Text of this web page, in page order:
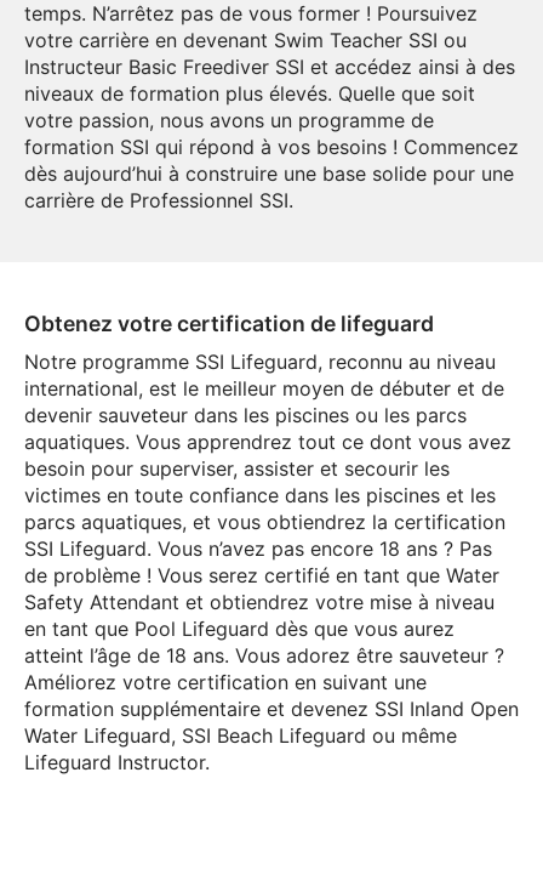
temps. N’arrêtez pas de vous former ! Poursuivez
votre carrière en devenant Swim Teacher SSI ou
Instructeur Basic Freediver SSI et accédez ainsi à des
niveaux de formation plus élevés. Quelle que soit
votre passion, nous avons un programme de
formation SSI qui répond à vos besoins ! Commencez
dès aujourd’hui à construire une base solide pour une
carrière de Professionnel SSI.
Obtenez votre certification de lifeguard
Notre programme SSI Lifeguard, reconnu au niveau
international, est le meilleur moyen de débuter et de
devenir sauveteur dans les piscines ou les parcs
aquatiques. Vous apprendrez tout ce dont vous avez
besoin pour superviser, assister et secourir les
victimes en toute confiance dans les piscines et les
parcs aquatiques, et vous obtiendrez la certification
SSI Lifeguard. Vous n’avez pas encore 18 ans ? Pas
de problème ! Vous serez certifié en tant que Water
Safety Attendant et obtiendrez votre mise à niveau
en tant que Pool Lifeguard dès que vous aurez
atteint l’âge de 18 ans. Vous adorez être sauveteur ?
Améliorez votre certification en suivant une
formation supplémentaire et devenez SSI Inland Open
Water Lifeguard, SSI Beach Lifeguard ou même
Lifeguard Instructor.